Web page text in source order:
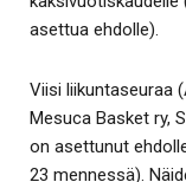
asettua ehdolle).
Viisi liikuntaseuraa
Mesuca Basket ry,
on asettunut
23 mennessä).